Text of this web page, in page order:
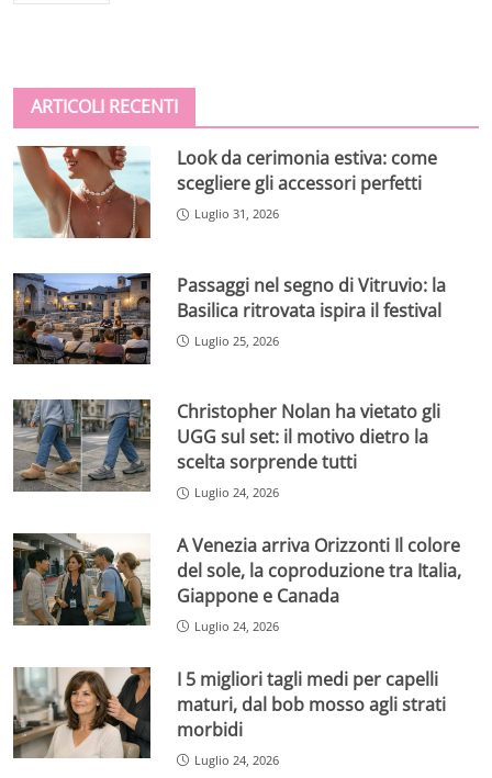
ARTICOLI RECENTI
Look da cerimonia estiva: come
scegliere gli accessori perfetti
Luglio 31, 2026
Passaggi nel segno di Vitruvio: la
Basilica ritrovata ispira il festival
Luglio 25, 2026
Christopher Nolan ha vietato gli
UGG sul set: il motivo dietro la
scelta sorprende tutti
Luglio 24, 2026
A Venezia arriva Orizzonti Il colore
del sole, la coproduzione tra Italia,
Giappone e Canada
Luglio 24, 2026
I 5 migliori tagli medi per capelli
maturi, dal bob mosso agli strati
morbidi
Luglio 24, 2026